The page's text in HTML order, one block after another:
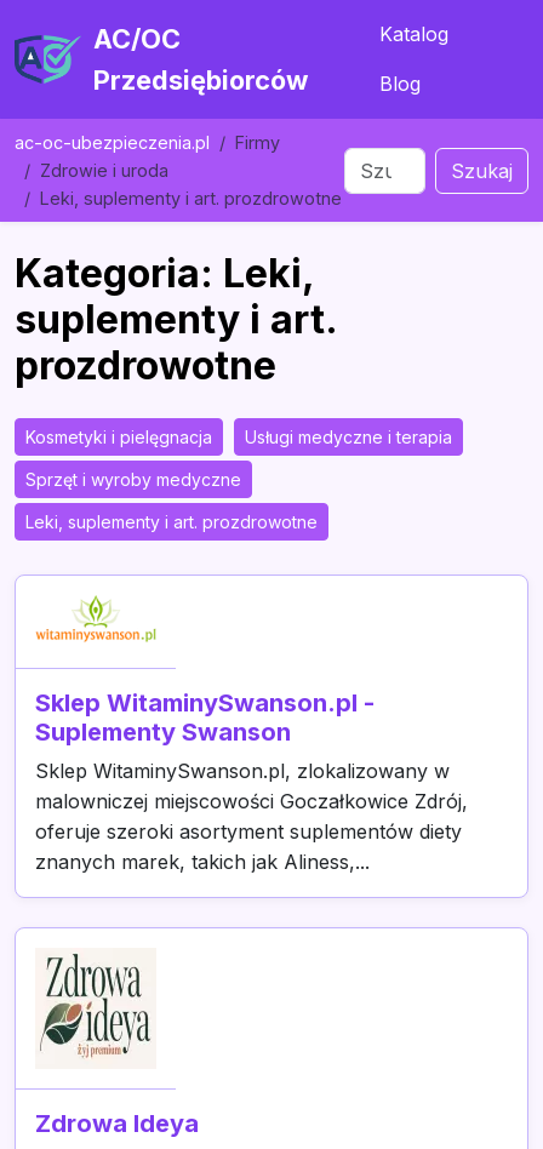
AC/OC
Przedsiębiorców
Katalog
Blog
ac-oc-ubezpieczenia.pl
Firmy
Zdrowie i uroda
Leki, suplementy i art. prozdrowotne
Szukaj
Kategoria: Leki,
suplementy i art.
prozdrowotne
Kosmetyki i pielęgnacja Usługi medyczne i terapia
Sprzęt i wyroby medyczne
Leki, suplementy i art. prozdrowotne
Sklep WitaminySwanson.pl -
Suplementy Swanson
Sklep WitaminySwanson.pl, zlokalizowany w
malowniczej miejscowości Goczałkowice Zdrój,
oferuje szeroki asortyment suplementów diety
znanych marek, takich jak Aliness,...
Zdrowa Ideya